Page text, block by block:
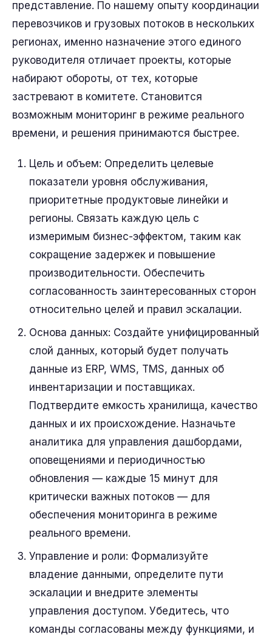
представление. По нашему опыту координации
перевозчиков и грузовых потоков в нескольких
регионах, именно назначение этого единого
руководителя отличает проекты, которые
набирают обороты, от тех, которые
застревают в комитете. Становится
возможным мониторинг в режиме реального
времени, и решения принимаются быстрее.
Цель и объем: Определить целевые
показатели уровня обслуживания,
приоритетные продуктовые линейки и
регионы. Связать каждую цель с
измеримым бизнес-эффектом, таким как
сокращение задержек и повышение
производительности. Обеспечить
согласованность заинтересованных сторон
относительно целей и правил эскалации.
Основа данных: Создайте унифицированный
слой данных, который будет получать
данные из ERP, WMS, TMS, данных об
инвентаризации и поставщиках.
Подтвердите емкость хранилища, качество
данных и их происхождение. Назначьте
аналитика для управления дашбордами,
оповещениями и периодичностью
обновления — каждые 15 минут для
критически важных потоков — для
обеспечения мониторинга в режиме
реального времени.
Управление и роли: Формализуйте
владение данными, определите пути
эскалации и внедрите элементы
управления доступом. Убедитесь, что
команды согласованы между функциями, и